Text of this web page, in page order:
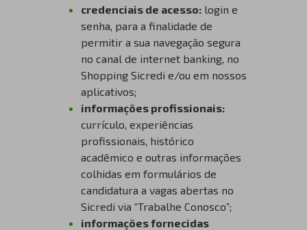
credenciais de acesso: login e
senha, para a finalidade de
permitir a sua navegação segura
no canal de internet banking, no
Shopping Sicredi e/ou em nossos
aplicativos;
informações profissionais:
currículo, experiências
profissionais, histórico
acadêmico e outras informações
colhidas em formulários de
candidatura a vagas abertas no
Sicredi via “Trabalhe Conosco”;
informações fornecidas